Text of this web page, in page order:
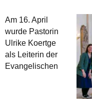
Am 16. April
wurde Pastorin
Ulrike Koertge
als Leiterin der
Evangelischen